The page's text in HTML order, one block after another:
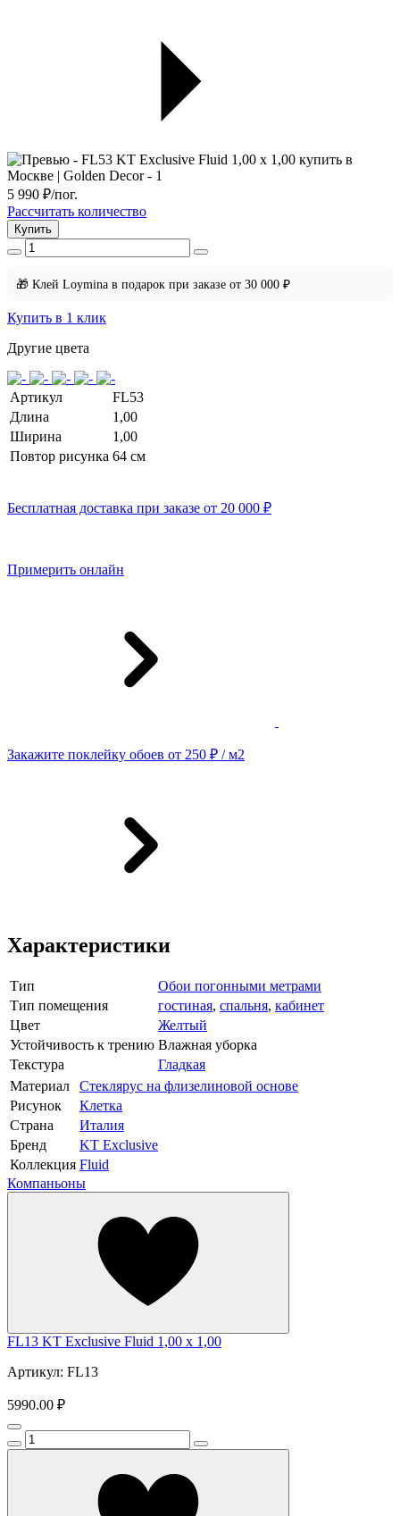
5 990 ₽/пог.
Рассчитать количество
Купить
🎁 Клей Loymina в подарок при заказе от 30 000 ₽
Купить в 1 клик
Другие цвета
Артикул
FL53
Длина
1,00
Ширина
1,00
Повтор рисунка 64 см
Бесплатная доставка при заказе от 20 000 ₽
Примерить онлайн
Закажите поклейку обоев от 250 ₽ / м2
Характеристики
Тип
Обои погонными метрами
Тип помещения
гостиная, спальня, кабинет
Цвет
Желтый
Устойчивость к трению Влажная уборка
Текстура
Гладкая
Материал
Стеклярус на флизелиновой основе
Рисунок
Клетка
Страна
Италия
Бренд
KT Exclusive
Коллекция Fluid
Компаньоны
FL13 KT Exclusive Fluid 1,00 x 1,00
Артикул: FL13
5990.00 ₽